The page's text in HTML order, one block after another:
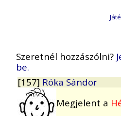
Szeretnél hozzászólni?
be.
[157] Róka Sándor
Megjelent a